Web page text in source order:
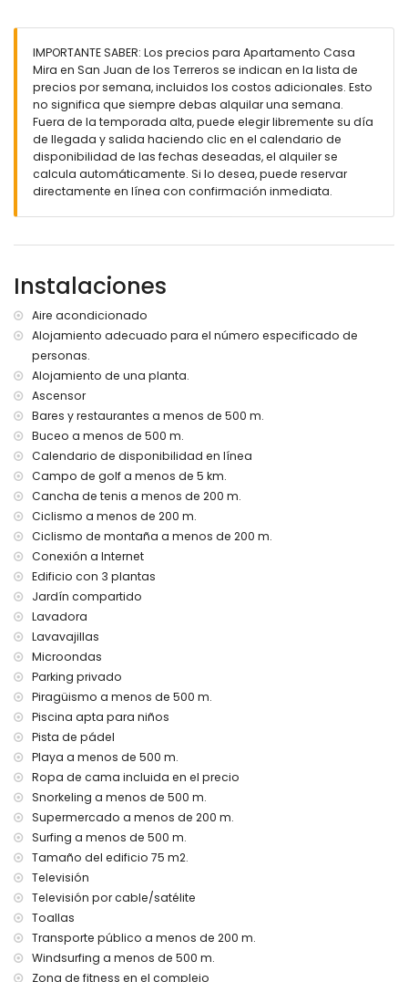
piscina comunitaria
piscina infantil
jardín comunitario con césped y árboles
parque infantil
terraza cubierta
plaza de aparcamiento privada y cubierta
Más información
de 1000 metros del apartamento)
apartamento
segundo aeropuerto más cercano: Almería/Murcia (a
menos de 100 kilómetros del apartamento)
transporte público cercano: autobús a menos de 200
metros y tren a menos de 15 kilómetros
no se permiten mascotas
El edificio donde se encuentra el alojamiento tiene
ascensor.
El alojamiento es muy adecuado para familias con niños.
Instalaciones y servicios privados incluidos en el precio del
alquiler
internet (WiFi)
aspiradora
ropa de cama y toallas
Instalaciones/servicios comunitarios con cargo adicional
zona de fitness y cancha de pádel
Entretenimiento y actividades de ocio para sus vacaciones
en San Juan de los Terreros, Andalucía
paseo marítimo (a menos de 500 metros de la casa)
parque acuático (Agua Vera) (a menos de 10 kilómetros de
la casa)
Lugares de interés y cultura en San Juan de los Terreros,
Andalucía
castillo, ruinas, monumento y lugar histórico (a menos de 5
kilómetros del alojamiento)
museo y iglesia (a menos de 25 kilómetros del
alojamiento)
Deportes
tenis, ciclismo de montaña, ciclismo, piragüismo, buceo,
esnórquel, surf y windsurf (a menos de 1000 metros del
apartamento)
golf (Aguilón Golf) (a menos de 5 kilómetros del
apartamento)
IMPORTANTE SABER: Los precios para Apartamento Casa
Mira en San Juan de los Terreros se indican en la lista de
precios por semana, incluidos los costos adicionales. Esto
no significa que siempre debas alquilar una semana.
Fuera de la temporada alta, puede elegir libremente su día
de llegada y salida haciendo clic en el calendario de
disponibilidad de las fechas deseadas, el alquiler se
calcula automáticamente. Si lo desea, puede reservar
directamente en línea con confirmación inmediata.
Instalaciones
Aire acondicionado
Alojamiento adecuado para el número especificado de
personas.
Alojamiento de una planta.
Ascensor
Bares y restaurantes a menos de 500 m.
Buceo a menos de 500 m.
Calendario de disponibilidad en línea
Campo de golf a menos de 5 km.
Cancha de tenis a menos de 200 m.
Ciclismo a menos de 200 m.
Ciclismo de montaña a menos de 200 m.
Conexión a Internet
Edificio con 3 plantas
Jardín compartido
Lavadora
Lavavajillas
Microondas
Parking privado
Piragüismo a menos de 500 m.
Piscina apta para niños
Pista de pádel
Playa a menos de 500 m.
Ropa de cama incluida en el precio
Snorkeling a menos de 500 m.
Supermercado a menos de 200 m.
Surfing a menos de 500 m.
Tamaño del edificio 75 m2.
Televisión
Televisión por cable/satélite
Toallas
Transporte público a menos de 200 m.
Windsurfing a menos de 500 m.
Zona de fitness en el complejo